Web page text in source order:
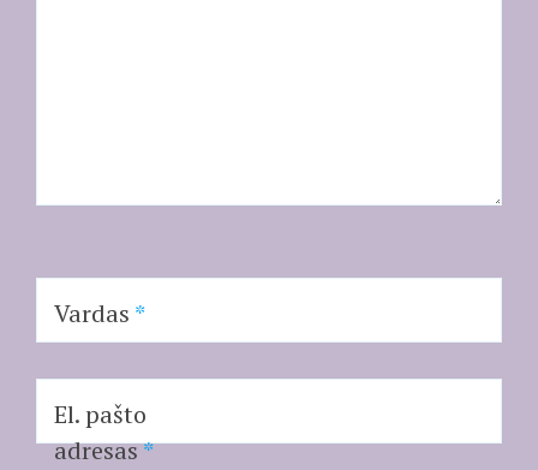
Vardas *
El. pašto
adresas*